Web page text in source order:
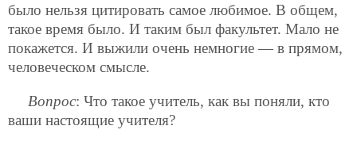
было нельзя цитировать самое любимое. В общем,
такое время было. И таким был факультет. Мало не
покажется. И выжили очень немногие — в прямом,
человеческом смысле.
Вопрос: Что такое учитель, как вы поняли, кто
ваши настоящие учителя?